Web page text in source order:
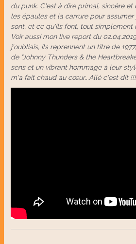
du punk. C'est à dire primal, sincère et
les épaules et la carrure pour
sont, et ce qu'ils font, tout simplement
Voir aussi mon live report du
j'oubliais, ils reprennent un titre de
de "Johnny Thunders & the
sens et un vibrant hommage à leur
m'a fait chaud au cœur...Allé c'est dit !!!